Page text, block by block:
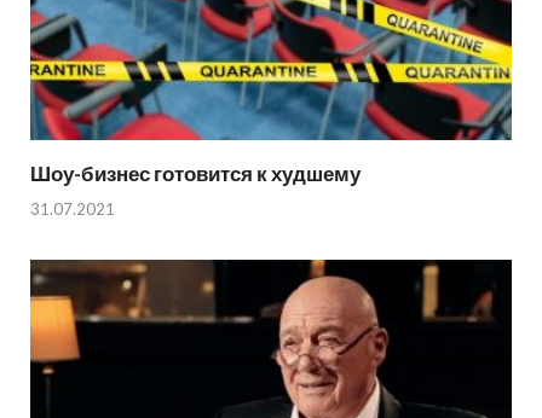
Шоу-бизнес готовится к худшему
31.07.2021